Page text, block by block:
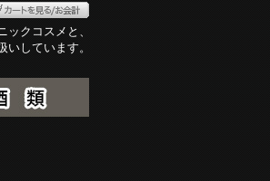
クコスメと、
しています。